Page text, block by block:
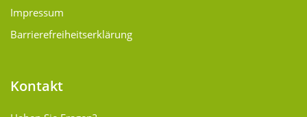
Impressum
Barrierefreiheitserklärung
Kontakt